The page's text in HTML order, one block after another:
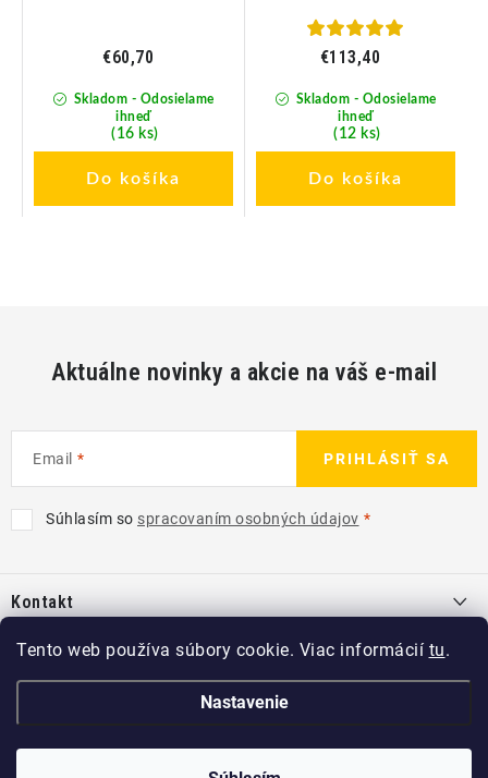
Tento web používa súbory cookie. Viac informácií tu.
Nastavenie
Skladom - Odosielame
ihneď
(16 ks)
€60,70
Do košíka
Skladom - Odosielame
ihneď
(12 ks)
€113,40
Do košíka
Aktuálne novinky a akcie na váš e-mail
Email
Súhlasím so spracovaním osobných údajov
PRIHLÁSIŤ SA
pKontakt
info@ kcshop.sk
+421 918 725 111
Kategórie
O nás